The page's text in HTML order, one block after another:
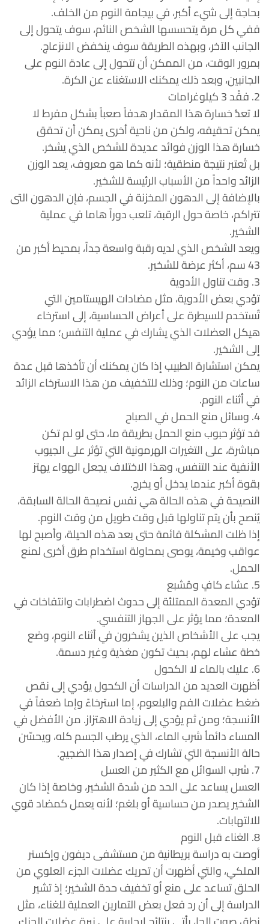
بحاجة إلى شيء أكبر، في بيجامة النوم من الخلف.
ففي كل مرة يتحسسها الشخص النائم، سوف يتحول إلى
الجانب الآخر، وبهذه الطريقة سوف ينخفض الانزعاج.
بمرور الوقت، من الممكن أن تتحول إلى عادة النوم على
الجانبين، وبعد ذلك يمكنك الاستغناء عن الكرة.
2. فقْد 3 كيلوغرامات
لا تعدُّ خسارة هذا المقدار هدفاً صعباً بشكل مفرط لا
يمكن تحقيقه، ولكن من ناحية أخرى يمكن أن تحقق
خسارة هذا الوزن فوائد عديدة للشخص الذي يشخر.
بل تُعتبر نتيجة منطقية؛ لأنه كما هو معروف، يعد الوزن
الزائد واحداً من الأسباب الرئيسة للشخير.
بالإضافة إلى الدهون المخزنة في الجسم، فإن الدهون التى
تتراكم، خاصة حول الرقبة، تلعب دوراً هاما في عملية
الشخير.
ويعد الشخص الذي لديه رقبة واسعة جداً، بمحيط أكبر من
43 سم، أكثر عرضة للشخير.
3. وقت تناول الأدوية
تؤدي بعض الأدوية، مثل مضادات الهيستامين التي
تُستخدم للسيطرة على أعراض الحساسية، إلى استرخاء
هيكل العضلات الذي يشارك في عملية التنفس؛ مما يؤدي
إلى الشخير.
يمكن استشارة الطبيب إذا كان يمكنك أن تأخذها قبل عدة
ساعات من النوم؛ وذلك للتخفيف من هذا الاسترخاء الزائد
في أثناء النوم.
4. وسائل منع الحمل في الصباح
قد تؤثر حبوب منع الحمل بطريقة ما، حتى لو لم تكن
مباشرة، على التغيرات الهرمونية التي تؤثر على الجيوب
الأنفية عند التنفس، وهذا الاختلاف يجعل الهواء يهتز
بقوة أكبر عندما يدخل أو يخرج.
النصيحة في هذه الحالة هي نفس نصيحة الحالة السابقة،
يُنصح بأن يتم تناولها قبل وقت طويل من وقت النوم.
إذا ظلت المشكلة قائمة حتى بعد هذه الحيلة، وأصبح لها
عواقب وخيمة، يوصى بمحاولة استخدام طرق أخرى لمنع
الحمل.
5. عشاء كافٍ ومُشبع
تؤدي المعدة الممتلئة إلى حدوث اضطرابات وانتفاخات في
المعدة؛ مما يؤثر على الجهاز التنفسي.
يجب على الأشخاص الذين يشخرون في أثناء النوم، وضع
خطة عشاء لهم، بحيث تكون مغذية وغير دسمة.
6. عليك بالماء لا الكحول
أظهرت العديد من الدراسات أن الكحول يؤدي إلى نقص
ضغط عضلات الفم والبلعوم، إما استرخاءً وإما ضعفاً في
الأنسجة؛ ومن ثم يؤدي إلى زيادة الاهتزاز. من الأفضل في
المساء دائماُ شرب الماء، الذي يرطب الجسم كله، ويحسّن
حالة الأنسجة التي تشارك في إصدار هذا الضجيج.
7. شرب السوائل مع الكثير من العسل
العسل يساعد على الحد من شدة الشخير، وخاصة إذا كان
الشخير يصدر من حساسية أو بلغم؛ لأنه يعمل كمضاد قوي
للالتهابات.
8. الغناء قبل النوم
أوصت به دراسة بريطانية من مستشفى ديفون وإكستر
الملكي، والتي أظهرت أن تحريك عضلات الجزء العلوي من
الحلق تساعد على منع أو تخفيف حدة الشخير؛ إذ تشير
الدراسة إلى أن رد فعل بعض التمارين العملية للغناء، مثل